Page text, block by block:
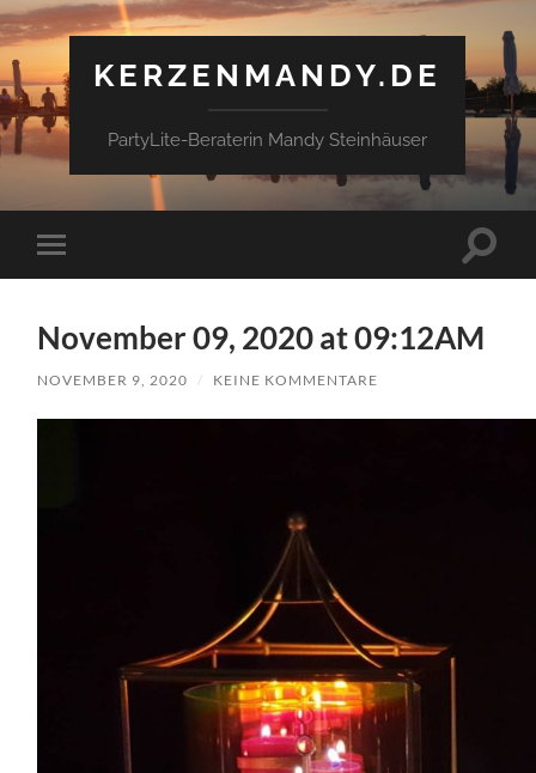
KERZENMANDY.DE
PartyLite-Beraterin Mandy Steinhäuser
Mobile-
Menü
November 09, 2020 at 09:12AM
NOVEMBER 9, 2020 / KEINE KOMMENTARE